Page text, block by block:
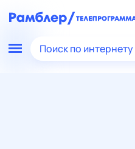
Поиск по интернету